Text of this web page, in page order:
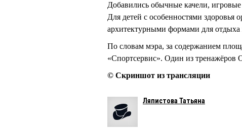
Добавились обычные качели,
Для детей с особенностями
архитектурными формами для отдыха
По словам мэра, за содержанием
«Спортсервис». Один из
© Скриншот из трансляции
Ляпистова Татьяна